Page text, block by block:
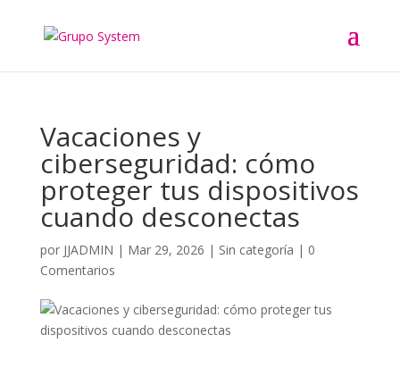
Vacaciones y
ciberseguridad: cómo
proteger tus dispositivos
cuando desconectas
por JJADMIN | Mar 29, 2026 | Sin categoría | 0
Comentarios